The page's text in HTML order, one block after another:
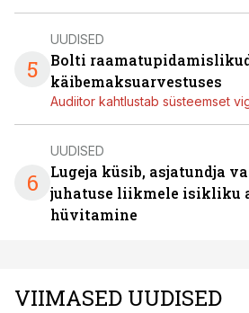
5
UUDISED
Bolti
käibemaksuarvestuses
Audiitor kahtlustab süsteemset
6
UUDISED
Lugeja küsib, asjatundja
juhatuse liikmele isikliku
hüvitamine
VIIMASED UUDISED